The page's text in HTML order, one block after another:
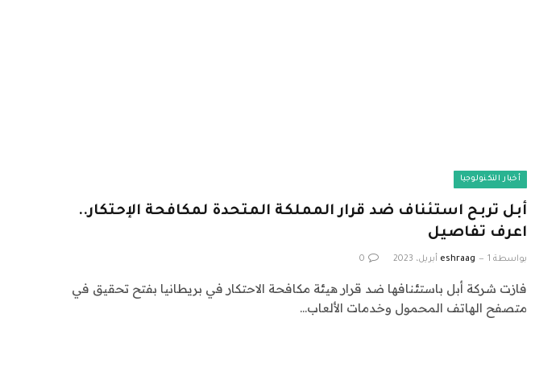
أخبار التكنولوجيا
أبل تربح استئناف ضد قرار المملكة المتحدة لمكافحة الإحتكار..
اعرف تفاصيل
بواسطة eshraag 1 أبريل، 2023 0
فازت شركة أبل باستئنافها ضد قرار هيئة مكافحة الاحتكار في بريطانيا بفتح تحقيق في
متصفح الهاتف المحمول وخدمات الألعاب…